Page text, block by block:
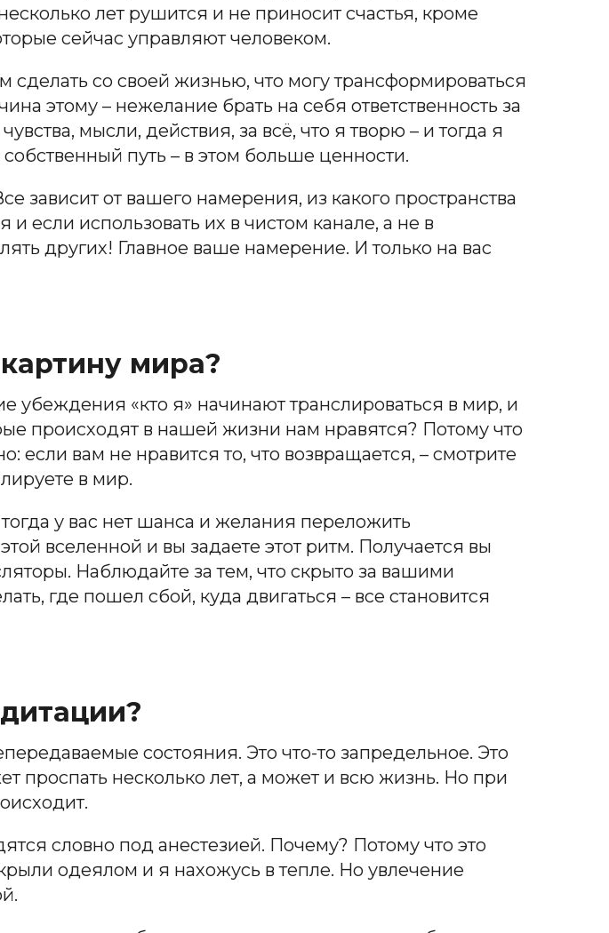
лет рушится и не приносит счастья, кроме
сейчас управляют человеком.
сделать со своей жизнью, что могу трансформироваться
этому – нежелание брать на себя ответственность за
мысли, действия, за всё, что я творю – и тогда я
путь – в этом больше ценности.
зависит от вашего намерения, из какого пространства
если использовать их в чистом канале, а не в
других! Главное ваше намерение. И только на вас
мира?
«кто я» начинают транслироваться в мир, и
происходят в нашей жизни нам нравятся? Потому что
если вам не нравится то, что возвращается, – смотрите
в мир.
у вас нет шанса и желания переложить
вселенной и вы задаете этот ритм. Получается вы
Наблюдайте за тем, что скрыто за вашими
где пошел сбой, куда двигаться – все становится
состояния. Это что-то запредельное. Это
проспать несколько лет, а может и всю жизнь. Но при
словно под анестезией. Почему? Потому что это
одеялом и я нахожусь в тепле. Но увлечение